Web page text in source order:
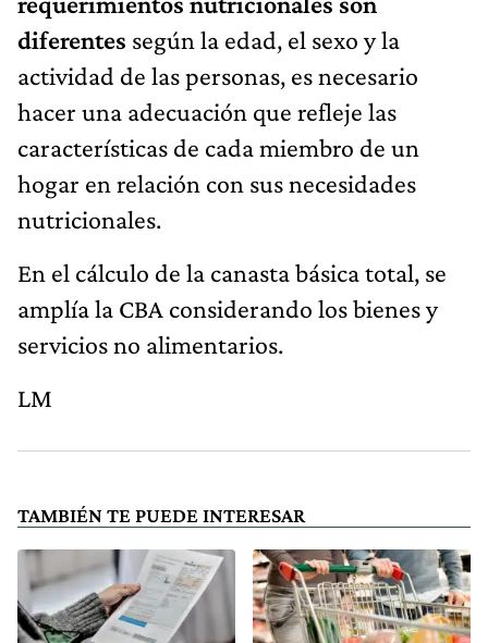
diferentes según la edad, el sexo y la
actividad de las personas, es necesario
hacer una adecuación que refleje las
características de cada miembro de un
hogar en relación con sus necesidades
nutricionales.
En el cálculo de la canasta básica total, se
amplía la CBA considerando los bienes y
servicios no alimentarios.
LM
TAMBIÉN TE PUEDE INTERESAR